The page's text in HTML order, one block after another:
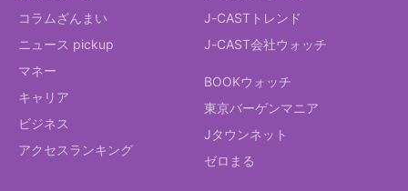
コラムざんまい
ニュース pickup
マネー
キャリア
ビジネス
アクセスランキング
J-CASTトレンド
J-CAST会社ウォッチ
BOOKウォッチ
東京バーゲンマニア
Jタウンネット
ゼロまる